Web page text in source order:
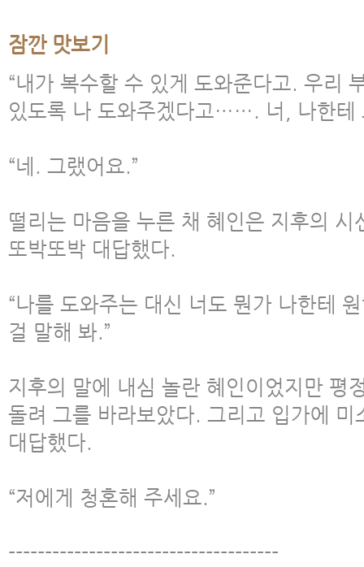
잠깐 맛보기
“내가 복수할 수 있게 도와준다고. 우리
있도록 나 도와주겠다고……. 너, 나한테
“네. 그랬어요.”
떨리는 마음을 누른 채 혜인은 지후의 시
또박또박 대답했다.
“나를 도와주는 대신 너도 뭔가 나한테
걸 말해 봐.”
지후의 말에 내심 놀란 혜인이었지만 평
돌려 그를 바라보았다. 그리고 입가에 미
대답했다.
“저에게 청혼해 주세요.”
-------------------------------------